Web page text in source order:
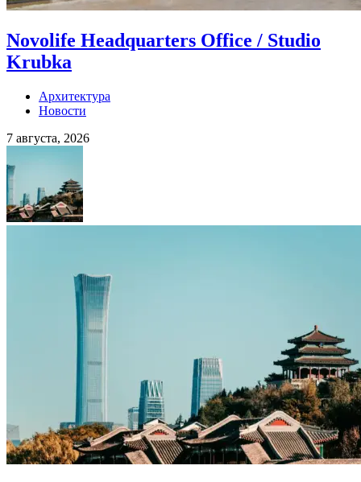
Novolife Headquarters Office / Studio
Krubka
Архитектура
Новости
7 августа, 2026